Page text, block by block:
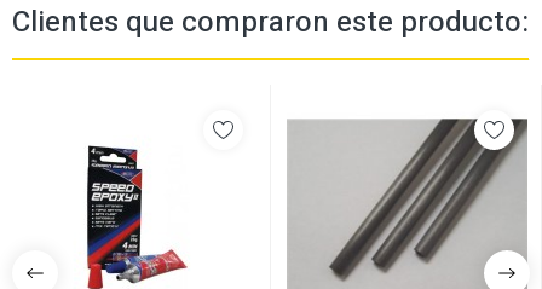
Clientes que compraron este producto: